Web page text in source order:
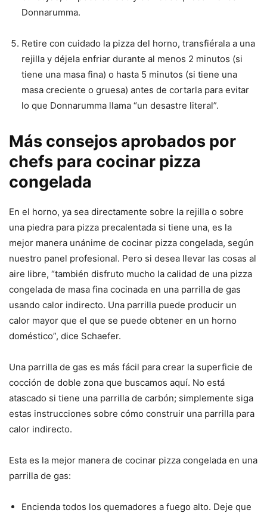
Donnarumma.
Retire con cuidado la pizza del horno, transfiérala a una
rejilla y déjela enfriar durante al menos 2 minutos (si
tiene una masa fina) o hasta 5 minutos (si tiene una
masa creciente o gruesa) antes de cortarla para evitar
lo que Donnarumma llama “un desastre literal”.
Más consejos aprobados por
chefs para cocinar pizza
congelada
En el horno, ya sea directamente sobre la rejilla o sobre
una piedra para pizza precalentada si tiene una, es la
mejor manera unánime de cocinar pizza congelada, según
nuestro panel profesional. Pero si desea llevar las cosas al
aire libre, “también disfruto mucho la calidad de una pizza
congelada de masa fina cocinada en una parrilla de gas
usando calor indirecto. Una parrilla puede producir un
calor mayor que el que se puede obtener en un horno
doméstico”, dice Schaefer.
Una parrilla de gas es más fácil para crear la superficie de
cocción de doble zona que buscamos aquí. No está
atascado si tiene una parrilla de carbón; simplemente siga
estas instrucciones sobre cómo construir una parrilla para
calor indirecto.
Esta es la mejor manera de cocinar pizza congelada en una
parrilla de gas:
Encienda todos los quemadores a fuego alto. Deje que